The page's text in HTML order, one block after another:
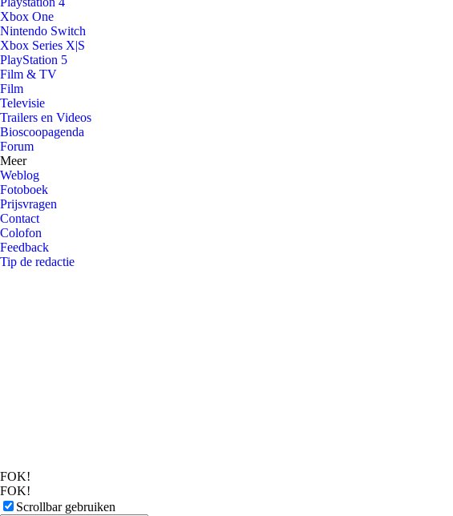
Xbox One
Nintendo Switch
Xbox Series X|S
PlayStation 5
Film & TV
Film
Televisie
Trailers en Videos
Bioscoopagenda
Forum
Meer
Weblog
Fotoboek
Prijsvragen
Contact
Colofon
Feedback
Tip de redactie
FOK!
FOK!
Scrollbar gebruiken